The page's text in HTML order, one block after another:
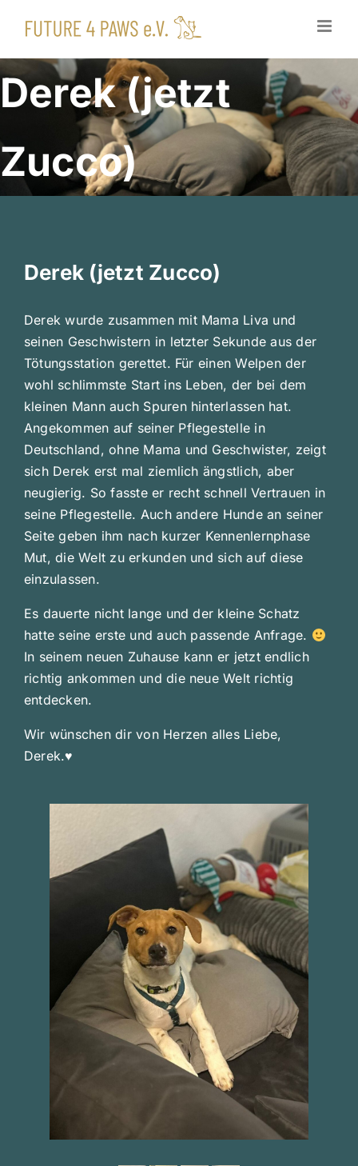
Inhalt
Derek (jetzt
Zucco)
Derek (jetzt Zucco)
Derek wurde zusammen mit Mama Liva und
seinen Geschwistern in letzter Sekunde aus der
Tötungsstation gerettet. Für einen Welpen der
wohl schlimmste Start ins Leben, der bei dem
kleinen Mann auch Spuren hinterlassen hat.
Angekommen auf seiner Pflegestelle in
Deutschland, ohne Mama und Geschwister, zeigt
sich Derek erst mal ziemlich ängstlich, aber
neugierig. So fasste er recht schnell Vertrauen in
seine Pflegestelle. Auch andere Hunde an seiner
Seite geben ihm nach kurzer Kennenlernphase
Mut, die Welt zu erkunden und sich auf diese
einzulassen.
Es dauerte nicht lange und der kleine Schatz
hatte seine erste und auch passende Anfrage.
In seinem neuen Zuhause kann er jetzt endlich
richtig ankommen und die neue Welt richtig
entdecken.
Wir wünschen dir von Herzen alles Liebe,
Derek.♥